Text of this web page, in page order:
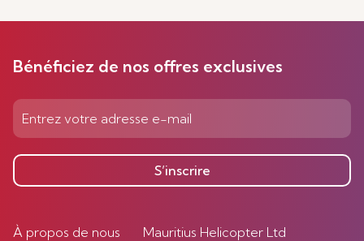
Bénéficiez de nos offres exclusives
S’inscrire
À propos de nous
Mauritius Helicopter Ltd